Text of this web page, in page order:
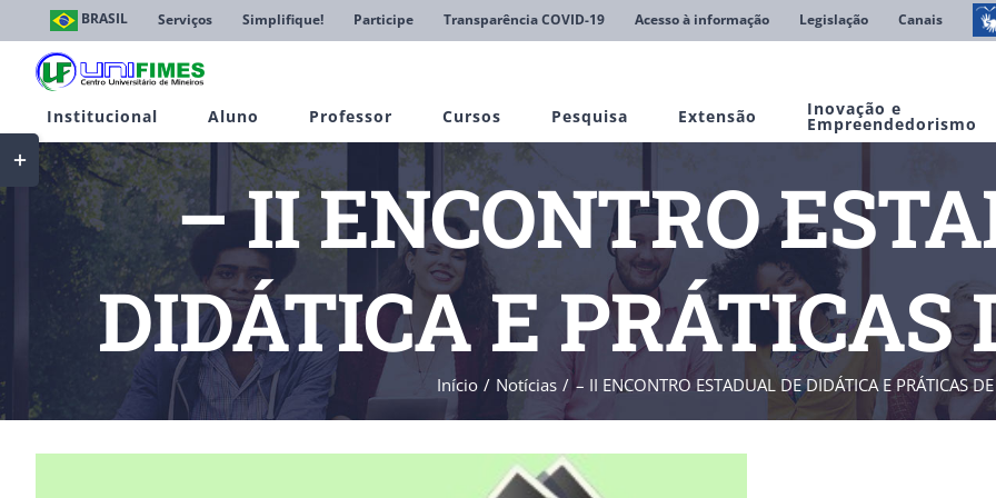
conteúdo
BRASIL Serviços Simplifique! Participe Transparência COVID-19 Acesso à informação Legislação Canais
Institucional Aluno Professor Cursos Pesquisa Extensão Inovação e
Empreendedorismo
– II ENCONTRO
DIDÁTICA E PRÁTICAS
Início Notícias – II ENCONTRO ESTADUAL DE DIDÁTICA E PRÁTICAS
Toggle
Sliding
Bar